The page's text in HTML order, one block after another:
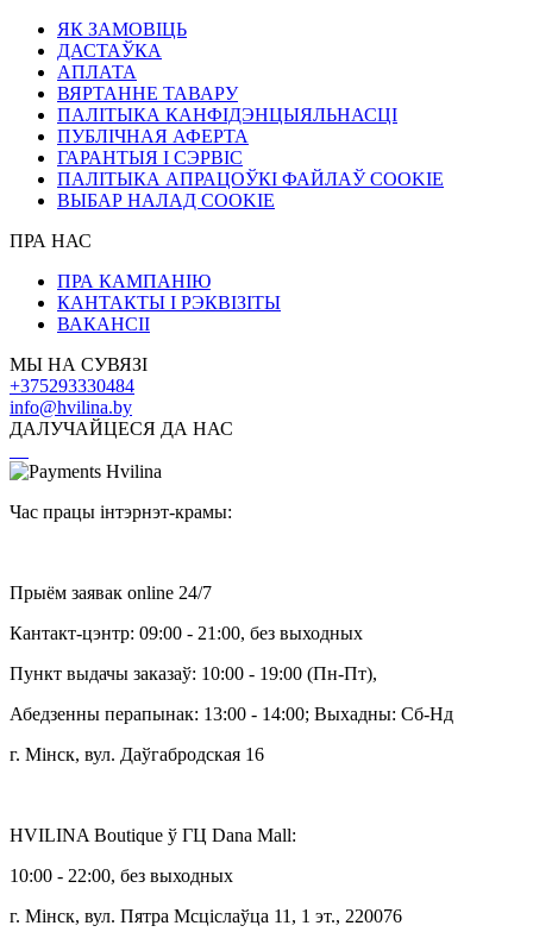
ЯК ЗАМОВІЦЬ
ДАСТАЎКА
АПЛАТА
ВЯРТАННЕ ТАВАРУ
ПАЛІТЫКА КАНФІДЭНЦЫЯЛЬНАСЦІ
ПУБЛІЧНАЯ АФЕРТА
ГАРАНТЫЯ І СЭРВІС
ПАЛІТЫКА АПРАЦОЎКІ ФАЙЛАЎ COOKIE
ВЫБАР НАЛАД COOKIE
ПРА НАС
ПРА КАМПАНІЮ
КАНТАКТЫ І РЭКВІЗІТЫ
ВАКАНСІІ
МЫ НА СУВЯЗІ
+375293330484
info@hvilina.by
ДАЛУЧАЙЦЕСЯ ДА НАС
Час працы інтэрнэт-крамы:
Прыём заявак online 24/7
Кантакт-цэнтр: 09:00 - 21:00, без выходных
Пункт выдачы заказаў: 10:00 - 19:00 (Пн-Пт),
Абедзенны перапынак: 13:00 - 14:00; Выхадны: Сб-Нд
г. Мінск, вул. Даўгабродская 16
HVILINA Boutique ў ГЦ Dana Mall:
10:00 - 22:00, без выходных
г. Мінск, вул. Пятра Мсціслаўца 11, 1 эт., 220076